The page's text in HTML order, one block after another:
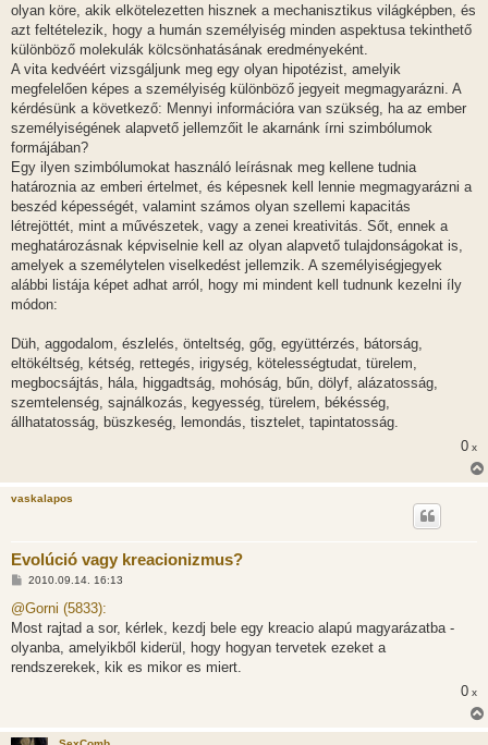
olyan köre, akik elkötelezetten hisznek a mechanisztikus világképben, és
azt feltételezik, hogy a humán személyiség minden aspektusa tekinthető
különböző molekulák kölcsönhatásának eredményeként.
A vita kedvéért vizsgáljunk meg egy olyan hipotézist, amelyik
megfelelően képes a személyiség különböző jegyeit megmagyarázni. A
kérdésünk a következő: Mennyi információra van szükség, ha az ember
személyiségének alapvető jellemzőit le akarnánk írni szimbólumok
formájában?
Egy ilyen szimbólumokat használó leírásnak meg kellene tudnia
határoznia az emberi értelmet, és képesnek kell lennie megmagyarázni a
beszéd képességét, valamint számos olyan szellemi kapacitás
létrejöttét, mint a művészetek, vagy a zenei kreativitás. Sőt, ennek a
meghatározásnak képviselnie kell az olyan alapvető tulajdonságokat is,
amelyek a személytelen viselkedést jellemzik. A személyiségjegyek
alábbi listája képet adhat arról, hogy mi mindent kell tudnunk kezelni íly
módon:
Düh, aggodalom, észlelés, önteltség, gőg, együttérzés, bátorság,
eltökéltség, kétség, rettegés, irigység, kötelességtudat, türelem,
megbocsájtás, hála, higgadtság, mohóság, bűn, dölyf, alázatosság,
szemtelenség, sajnálkozás, kegyesség, türelem, békésség,
állhatatosság, büszkeség, lemondás, tisztelet, tapintatosság.
0 x
vaskalapos
Evolúció vagy kreacionizmus?
H
z
á
s
z
ó
2010.09.14. 16:13
@Gorni (5833):
Most rajtad a sor, kérlek, kezdj bele egy kreacio alapú magyarázatba -
olyanba, amelyikből kiderül, hogy hogyan tervetek ezeket a
rendszerekek, kik es mikor es miert.
0 x